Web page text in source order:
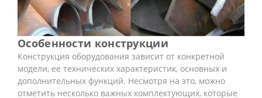
Особенности конструкции
Конструкция оборудования зависит от конкретной
модели, ее технических характеристик, основных и
дополнительных функций. Несмотря на это, можно
отметить несколько важных комплектующих, которые